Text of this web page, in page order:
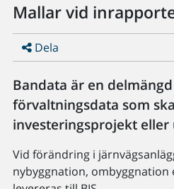
Mallar vid
Dela
Bandata är en
förvaltningsdata som
investeringsprojekt
Vid förändring i
nybyggnation, ombyggnation